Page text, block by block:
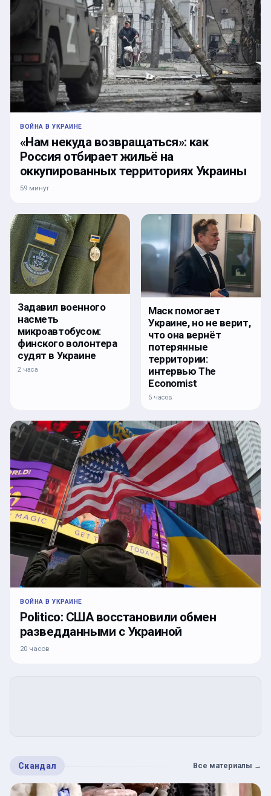
ВОЙНА В УКРАИНЕ
«Нам некуда возвращаться»: как
Россия отбирает жильё на
оккупированных территориях Украины
59 минут
Задавил военного
насметь
микроавтобусом:
финского волонтера
судят в Украине
2 часа
Маск помогает
Украине, но не верит,
что она вернёт
потерянные
территории:
интервью The
Economist
5 часов
ВОЙНА В УКРАИНЕ
Politico: США восстановили обмен
разведданными с Украиной
20 часов
Скандал Все материалы →